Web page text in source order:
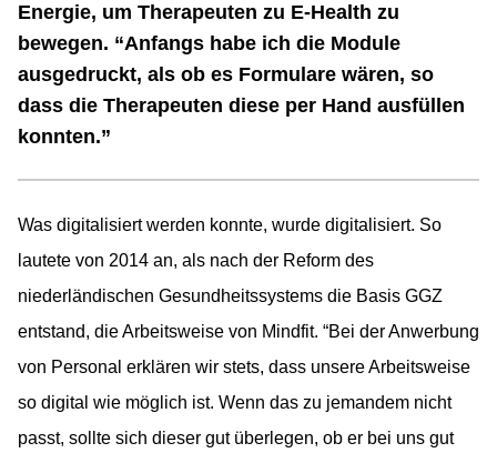
Energie, um Therapeuten zu E-Health zu
bewegen. “Anfangs habe ich die Module
ausgedruckt, als ob es Formulare wären, so
dass die Therapeuten diese per Hand ausfüllen
konnten.”
Was digitalisiert werden konnte, wurde digitalisiert. So
lautete von 2014 an, als nach der Reform des
niederländischen Gesundheitssystems die Basis GGZ
entstand, die Arbeitsweise von Mindfit. “Bei der Anwerbung
von Personal erklären wir stets, dass unsere Arbeitsweise
so digital wie möglich ist. Wenn das zu jemandem nicht
passt, sollte sich dieser gut überlegen, ob er bei uns gut